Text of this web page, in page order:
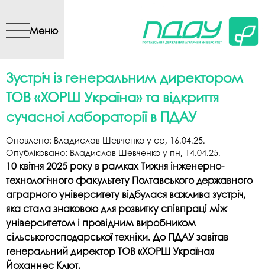
вмісту
Меню
Зустріч із генеральним директором
ТОВ «ХОРШ Україна» та відкриття
сучасної лабораторії в ПДАУ
Оновлено: Владислав Шевченко у ср, 16.04.25.
Опубліковано: Владислав Шевченко у пн, 14.04.25.
10 квітня 2025 року в рамках Тижня інженерно-
технологічного факультету Полтавського державного
аграрного університету відбулася важлива зустріч,
яка стала знаковою для розвитку співпраці між
університетом і провідним виробником
сільськогосподарської техніки. До ПДАУ завітав
генеральний директор ТОВ «ХОРШ Україна»
Йоханнес Клют.